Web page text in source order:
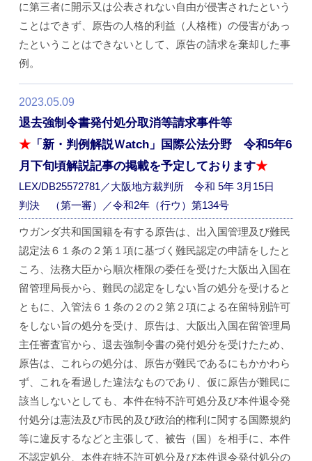
に第三者に開示又は公表されない自由が侵害されたという
ことはできず、原告の人格的利益（人格権）の侵害があっ
たということはできないとして、原告の請求を棄却した事
例。
2023.05.09
退去強制令書発付処分取消等請求事件等
★ 「新・判例解説Ｗatch」国際公法分野 令和5年6
月下旬頃解説記事の掲載を予定しております★
LEX/DB25572781／大阪地方裁判所 令和 5年 3月15日
判決 （第一審）／令和2年（行ウ）第134号
ウガンダ共和国国籍を有する原告は、出入国管理及び難民
認定法６１条の２第１項に基づく難民認定の申請をしたと
ころ、法務大臣から順次権限の委任を受けた大阪出入国在
留管理局長から、難民の認定をしない旨の処分を受けると
ともに、入管法６１条の２の２第２項による在留特別許可
をしない旨の処分を受け、原告は、大阪出入国在留管理局
主任審査官から、退去強制令書の発付処分を受けたため、
原告は、これらの処分は、原告が難民であるにもかかわら
ず、これを看過した違法なものであり、仮に原告が難民に
該当しないとしても、本件在特不許可処分及び本件退令発
付処分は憲法及び市民的及び政治的権利に関する国際規約
等に違反するなどと主張して、被告（国）を相手に、本件
不認定処分、本件在特不許可処分及び本件退令発付処分の